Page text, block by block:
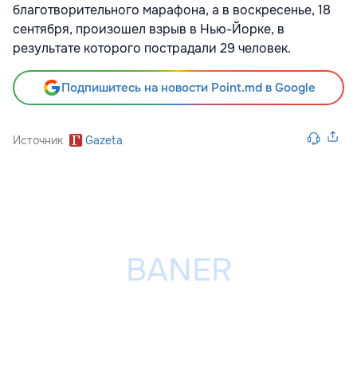
благотворительного марафона, а в воскресенье, 18
сентября, произошел взрыв в Нью-Йорке, в
результате которого пострадали 29 человек.
Подпишитесь на новости Point.md в Google
Источник Gazeta